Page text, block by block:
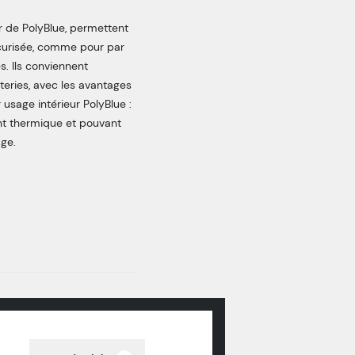
de PolyBlue, permettent
comme pour par
Ils conviennent
avec les avantages
intérieur PolyBlue :
thermique et pouvant